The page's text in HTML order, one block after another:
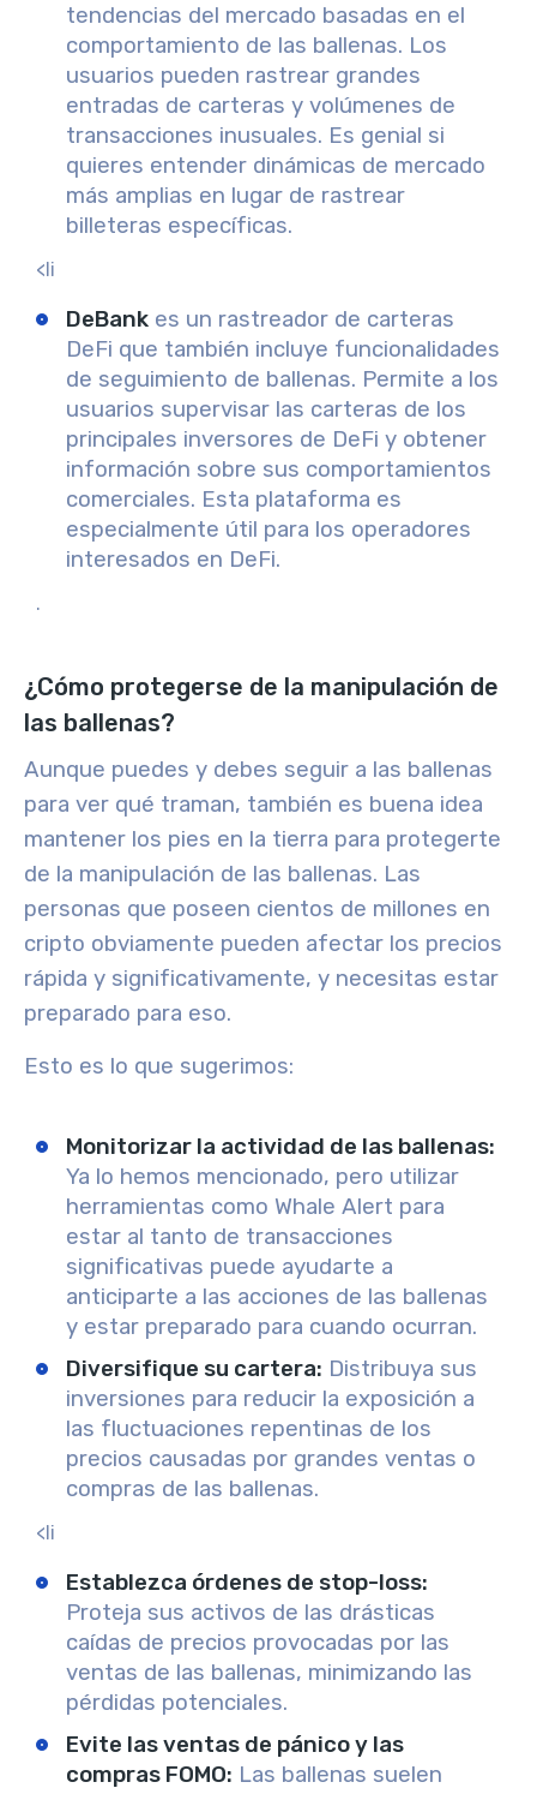
tendencias del mercado basadas en el
comportamiento de las ballenas. Los
usuarios pueden rastrear grandes
entradas de carteras y volúmenes de
transacciones inusuales. Es genial si
quieres entender dinámicas de mercado
más amplias en lugar de rastrear
billeteras específicas.
<li
DeBank es un rastreador de carteras
DeFi que también incluye funcionalidades
de seguimiento de ballenas. Permite a los
usuarios supervisar las carteras de los
principales inversores de DeFi y obtener
información sobre sus comportamientos
comerciales. Esta plataforma es
especialmente útil para los operadores
interesados en DeFi.
.
¿Cómo protegerse de la manipulación de
las ballenas?
Aunque puedes y debes seguir a las ballenas
para ver qué traman, también es buena idea
mantener los pies en la tierra para protegerte
de la manipulación de las ballenas. Las
personas que poseen cientos de millones en
cripto obviamente pueden afectar los precios
rápida y significativamente, y necesitas estar
preparado para eso.
Esto es lo que sugerimos:
Monitorizar la actividad de las ballenas:
Ya lo hemos mencionado, pero utilizar
herramientas como Whale Alert para
estar al tanto de transacciones
significativas puede ayudarte a
anticiparte a las acciones de las ballenas
y estar preparado para cuando ocurran.
Diversifique su cartera: Distribuya sus
inversiones para reducir la exposición a
las fluctuaciones repentinas de los
precios causadas por grandes ventas o
compras de las ballenas.
<li
Establezca órdenes de stop-loss:
Proteja sus activos de las drásticas
caídas de precios provocadas por las
ventas de las ballenas, minimizando las
pérdidas potenciales.
Evite las ventas de pánico y las
compras FOMO: Las ballenas suelen